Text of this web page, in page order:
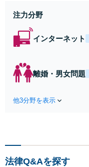
注力分野
インターネット
離婚・男女問題
他3分野を表示
法律Q&Aを探す